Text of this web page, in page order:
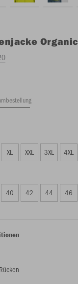
Organic
XL XXL 3XL 4XL
40 42 44 46